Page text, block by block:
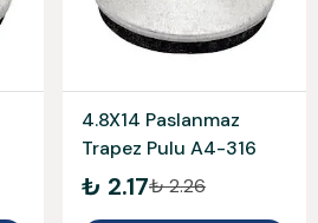
4.8X14 Paslanmaz
Trapez Pulu A4-316
₺ 2.17₺ 2.26